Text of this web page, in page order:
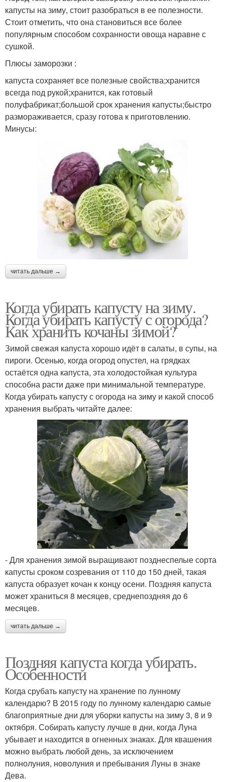
капусты на зиму, стоит разобраться в ее полезности.
Стоит отметить, что она становиться все более
популярным способом сохранности овоща наравне с
сушкой.
Плюсы заморозки :
капуста сохраняет все полезные свойства;хранится
всегда под рукой;хранится, как готовый
полуфабрикат;большой срок хранения капусты;быстро
размораживается, сразу готова к приготовлению.
Минусы:
читать дальше →
Когда убирать капусту на зиму.
Когда убирать капусту с огорода?
Как хранить кочаны зимой?
Зимой свежая капуста хорошо идёт в салаты, в супы, на
пироги. Осенью, когда огород опустел, на грядках
остаётся одна капуста, эта холодостойкая культура
способна расти даже при минимальной температуре.
Когда убирать капусту с огорода на зиму и какой способ
хранения выбрать читайте далее:
- Для хранения зимой выращивают позднеспелые сорта
капусты сроком созревания от 110 до 150 дней, такая
капуста образует кочан к концу осени. Поздняя капуста
может храниться 8 месяцев, среднепоздняя до 6
месяцев.
читать дальше →
Поздняя капуста когда убирать.
Особенности
Когда срубать капусту на хранение по лунному
календарю? В 2015 году по лунному календарю самые
благоприятные дни для уборки капусты на зиму 3, 8 и 9
октября. Собирать капусту лучше в дни, когда Луна
убывает и находится в огненных знаках. Для квашения
можно выбрать любой день, за исключением
полнолуния, новолуния и пребывания Луны в знаке
Дева.